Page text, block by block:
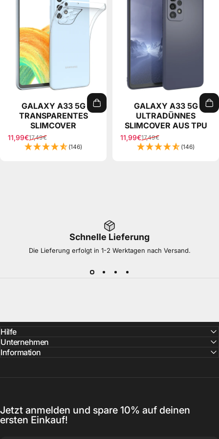
GALAXY A33 5G
TRANSPARENTES
SLIMCOVER
Sale price
11,99€
Regular price
17,49€
(146)
GALAXY A33 5G
ULTRADÜNNES
SLIMCOVER AUS TPU
Sale price
11,99€
Regular price
17,49€
(146)
Schnelle Lieferung
Die Lieferung erfolgt in 1-2 Werktagen nach Versand.
Hilfe
Unternehmen
Information
Jetzt anmelden und spare 10% auf deinen
ersten Einkauf!